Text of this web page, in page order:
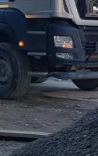
une solution
le déplacement
aux besoins